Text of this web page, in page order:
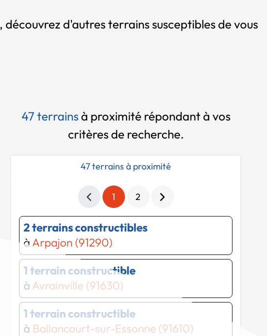
, découvrez d'autres terrains susceptibles de vous
47 terrainsà proximité répondant à vos
critères de recherche.
47 terrains à proximité
1 2
2 terrains constructibles
à Arpajon (91290)
1 terrain constructible
à Avrainville (91630)
1 terrain constructible
à Ballancourt-sur-Essonne (91610)